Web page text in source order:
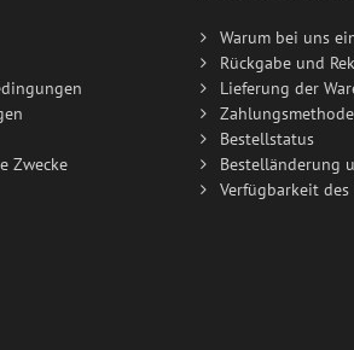
Zwecke
Warum bei uns
Rückgabe und
Lieferung der
Bestellstatus
Bestelländerung
Verfügbarkeit